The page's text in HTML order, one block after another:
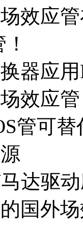
效应
器应
效应
管可
达驱
国外